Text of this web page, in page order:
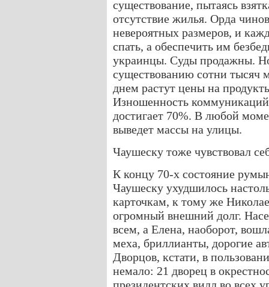
существование, пытаясь
отсутствие жилья. Орда
невероятных размеров, и
спать, а обеспечить им
украинцы. Суды продажны.
существованию сотни тысяч
днем растут цены на
Изношенность
достигает 70%. В любой
выведет массы на улицы.
Чаушеску тоже чувствовал
К концу 70-х состояние
Чаушеску ухудшилось
карточкам, к тому же
огромный внешний долг.
всем, а Елена, наоборот,
меха, бриллианты, дорогие
Дворцов, кстати, в
немало: 21 дворец в